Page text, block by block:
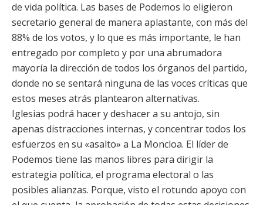
de vida política. Las bases de Podemos lo eligieron
secretario general de manera aplastante, con más del
88% de los votos, y lo que es más importante, le han
entregado por completo y por una abrumadora
mayoría la dirección de todos los órganos del partido,
donde no se sentará ninguna de las voces críticas que
estos meses atrás plantearon alternativas.
Iglesias podrá hacer y deshacer a su antojo, sin
apenas distracciones internas, y concentrar todos los
esfuerzos en su «asalto» a La Moncloa. El líder de
Podemos tiene las manos libres para dirigir la
estrategia política, el programa electoral o las
posibles alianzas. Porque, visto el rotundo apoyo con